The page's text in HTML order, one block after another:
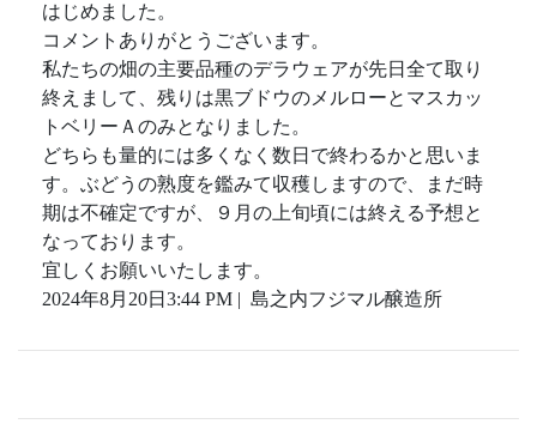
はじめました。
コメントありがとうございます。
私たちの畑の主要品種のデラウェアが先日全て取り
終えまして、残りは黒ブドウのメルローとマスカッ
トベリーＡのみとなりました。
どちらも量的には多くなく数日で終わるかと思いま
す。ぶどうの熟度を鑑みて収穫しますので、まだ時
期は不確定ですが、９月の上旬頃には終える予想と
なっております。
宜しくお願いいたします。
2024年8月20日3:44 PM | 島之内フジマル醸造所